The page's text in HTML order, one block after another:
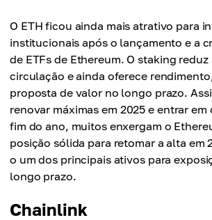
O ETH ficou ainda mais atrativo para
institucionais após o lançamento e a
de ETFs de Ethereum. O staking reduz
circulação e ainda oferece
proposta de valor no longo prazo.
renovar máximas em 2025 e entrar
fim do ano, muitos enxergam o
posição sólida para retomar a alta em
o um dos principais ativos para
longo prazo.
Chainlink